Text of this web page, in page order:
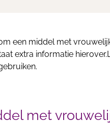
een middel met
extra informatie
met